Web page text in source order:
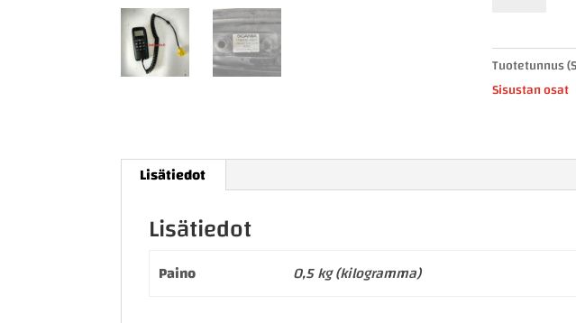
määrä
Tuotetunnus
Sisustan osat
Lisätiedot
Lisätiedot
Paino 0,5 kg (kilogramma)